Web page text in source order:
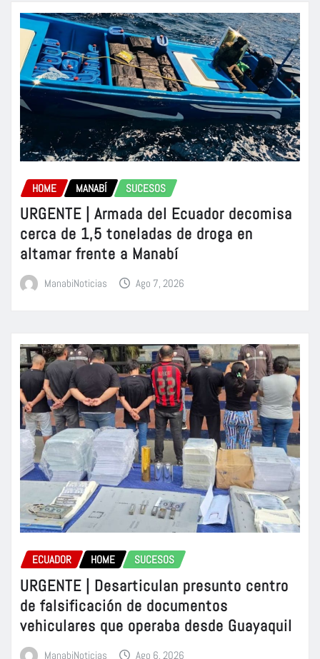
HOME MANABÍ SUCESOS
URGENTE | Armada del Ecuador decomisa
cerca de 1,5 toneladas de droga en
altamar frente a Manabí
ManabiNoticias Ago 7, 2026
ECUADOR HOME SUCESOS
URGENTE | Desarticulan presunto centro
de falsificación de documentos
vehiculares que operaba desde Guayaquil
ManabiNoticias Ago 6, 2026